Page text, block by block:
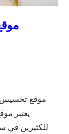
موقع تخسيس:
يعتبر
للكثيرين في